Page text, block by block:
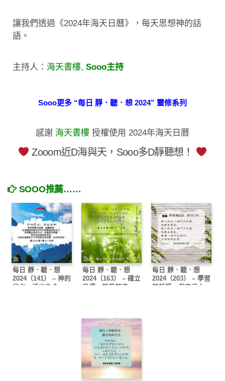
讓我們透過《2024年海天日曆》，每天思想神的話
語。
主持人： 海天書樓, Sooo主持
Sooo更多 “每日 靜．聽．想 2024” 靈修系列
感謝 海天書樓 授權使用 2024年海天日曆
Zooom近D海與天，Sooo多D靜聽想！
SOOO推薦……
每日 靜．聽．想
2024（141） – 神的
兒女，活出生命
每日 靜．聽．想
2024（163） – 確立
目標，朝着前進
每日 靜．聽．想
2024（203） – 學習
神話語，保守己心